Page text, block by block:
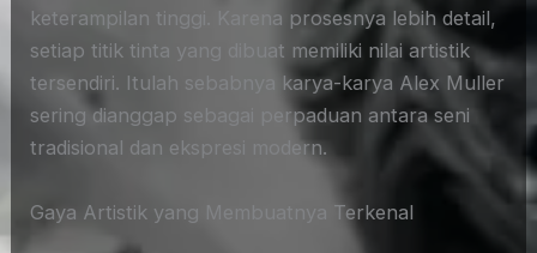
keterampilan tinggi. Karena prosesnya lebih detail,
setiap titik tinta yang dibuat memiliki nilai artistik
tersendiri. Itulah sebabnya karya-karya Alex Muller
sering dianggap sebagai perpaduan antara seni
tradisional dan ekspresi modern.
Gaya Artistik yang Membuatnya Terkenal